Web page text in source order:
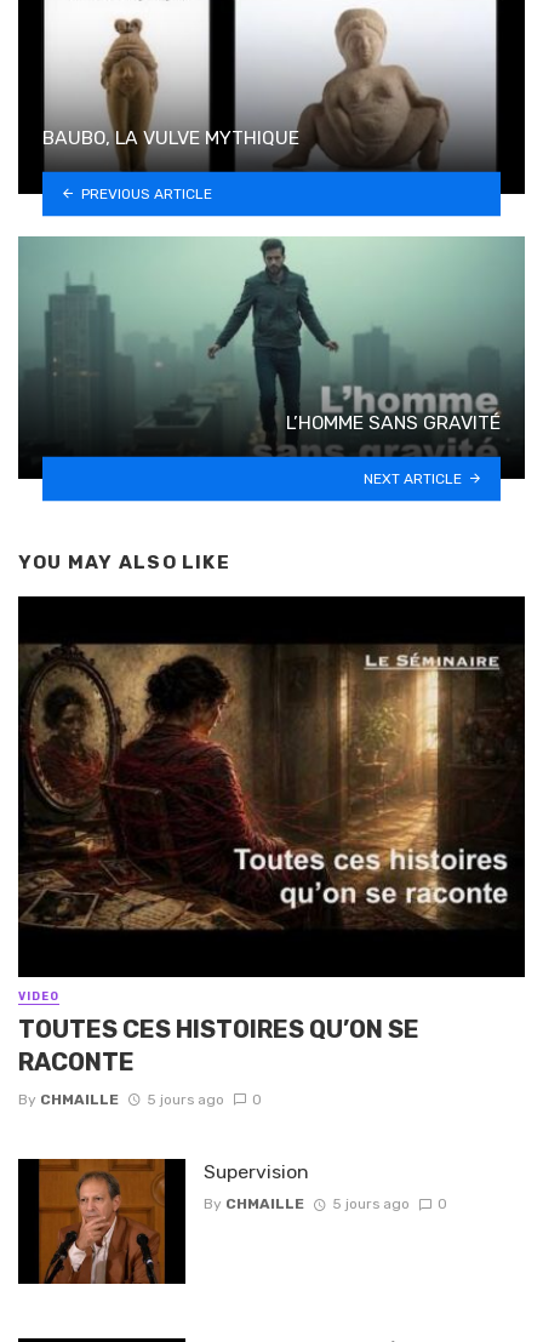
BAUBO, LA VULVE MYTHIQUE
PREVIOUS ARTICLE
L’HOMME SANS GRAVITÉ
NEXT ARTICLE
YOU MAY ALSO LIKE
VIDEO
TOUTES CES HISTOIRES QU’ON SE
RACONTE
By CHMAILLE 5 jours ago 0
Supervision
By CHMAILLE 5 jours ago 0